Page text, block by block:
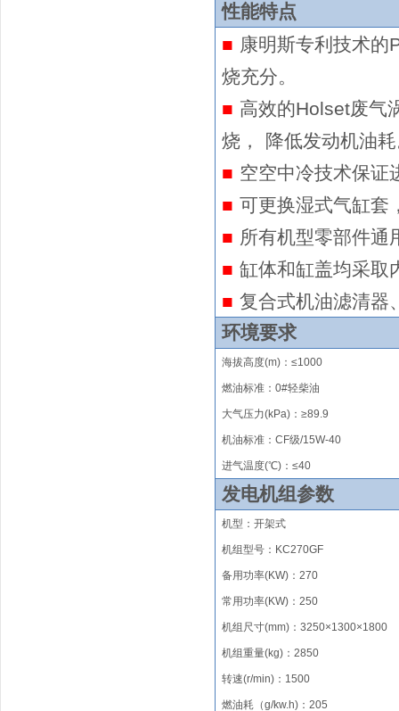
性能特点
■ 康明斯专利技术的
烧充分。
■ 高效的Holset废气
烧，
降低发动机油
■ 空空中冷技术保证
■ 可更换湿式气缸套
■ 所有机型零部件通
■ 缸体和缸盖均采取
■ 复合式机油滤清器
环境要求
海拔高度(m) ：≤1000
燃油标准：0#轻柴油
大气压力(kPa)：≥89.9
机油标准：CF级/15W-40
进气温度(℃)：≤40
发电机组参数
机型：开架式
机组型号 ： KC270GF
备用功率(KW) ：270
常用功率(KW) ：250
机组尺寸(mm) ：3250×1300×1800
机组重量(kg) ：2850
转速(r/min) ： 1500
燃油耗（g/kw.h) ：205